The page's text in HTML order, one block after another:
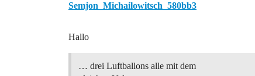
Semjon_Michailowitsch_580bb3
Hallo
… drei Luftballons alle mit dem